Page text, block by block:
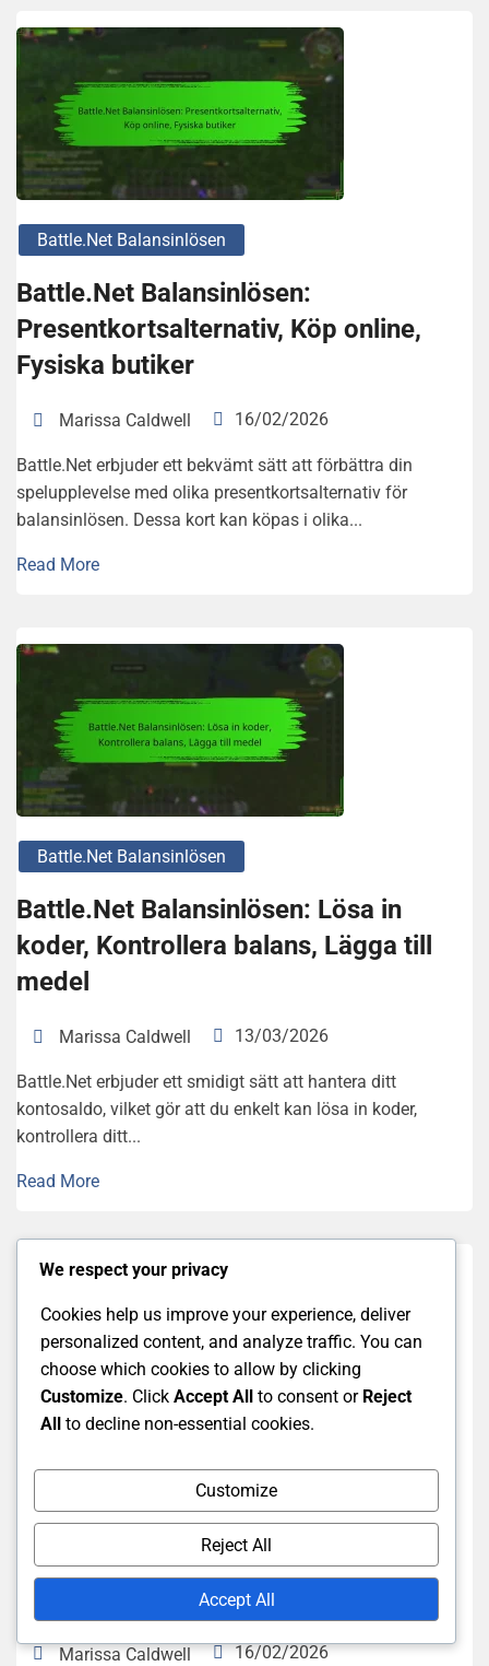
Battle.net Balansinlösen
Battle.Net Balansinlösen:
Presentkortsalternativ, Köp online,
Fysiska butiker
Marissa Caldwell 16/02/2026
Battle.Net erbjuder ett bekvämt sätt att förbättra din
spelupplevelse med olika presentkortsalternativ för
balansinlösen. Dessa kort kan köpas i olika...
Read More
Battle.net Balansinlösen
Battle.Net Balansinlösen: Lösa in
koder, Kontrollera balans, Lägga till
medel
Marissa Caldwell 13/03/2026
Battle.Net erbjuder ett smidigt sätt att hantera ditt
kontosaldo, vilket gör att du enkelt kan lösa in koder,
kontrollera ditt...
Read More
Battle.net Balansinlösen
Battle.Net Balansinlösen:
Kampanjkoder, Specialerbjudanden,
Tidsbegränsade erbjudanden
Marissa Caldwell 16/02/2026
We respect your privacy
Cookies help us improve your experience, deliver
personalized content, and analyze traffic. You can
choose which cookies to allow by clicking
Customize. Click Accept All to consent or Reject
All to decline non-essential cookies.
Customize
Reject All
Accept All